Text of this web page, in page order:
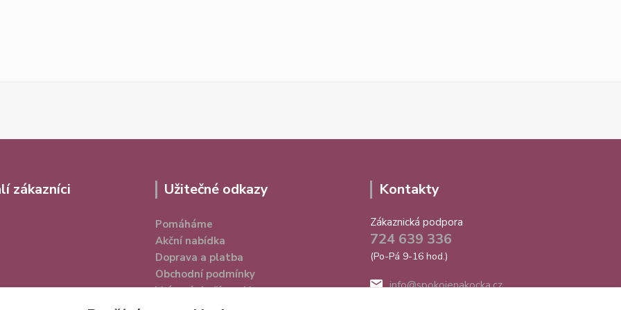
zákazníci Užitečné odkazy
Pomáháme
Akční nabídka
Doprava a platba
Obchodní podmínky
Vrácení zboží a reklamace
Ochrana osobních údajů
Kontakty
Zákaznická podpora
724 639 336
(Po-Pá 9-16 hod.)
info@spokojenakocka.cz